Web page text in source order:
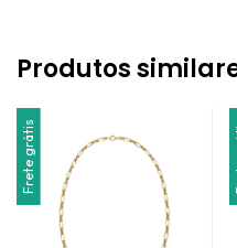
Produtos
Frete grátis